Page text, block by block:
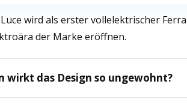
Luce wird als erster vollelektrischer
der Marke eröffnen.
wirkt das Design so ungewohnt?